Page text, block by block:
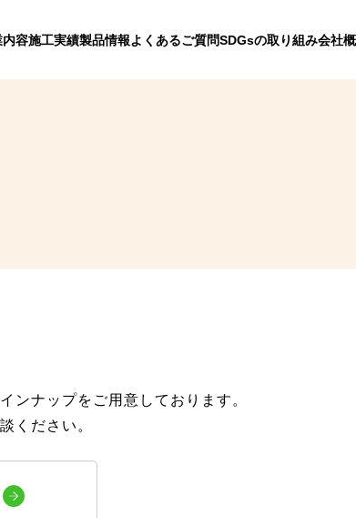
内容施工実績製品情報よくあるご質問SDGsの取り組み会社
ンナップをご用意しております。
ください。